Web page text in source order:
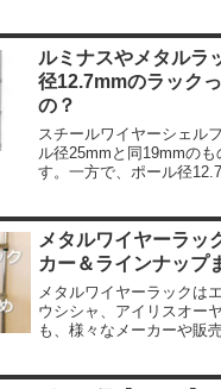
というと、必ずしもそう
ん。その時々で価格...
ルミナスやメタルラ
径12.7mmのラック
の？
スチールワイヤーシェル
ル径25mmと同19mmの
す。一方で、ポール径
荷重も小さく、価格も安
し、ポールが細...
メタルワイヤーラッ
カー＆ラインナップ
メタルワイヤーラックは
ウシシャ、アイリスオー
も、様々なメーカーや販